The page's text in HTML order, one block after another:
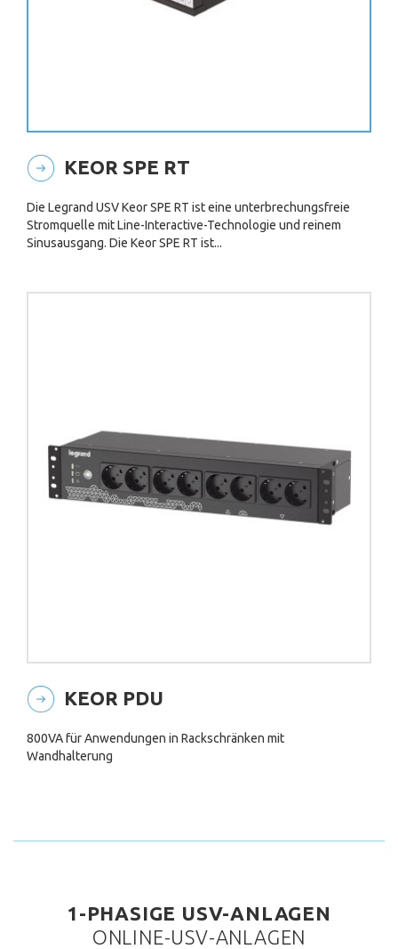
KEOR SPE RT
Die Legrand USV Keor SPE RT ist eine unterbrechungsfreie
Stromquelle mit Line-Interactive-Technologie und reinem
Sinusausgang. Die Keor SPE RT ist...
KEOR PDU
800VA für Anwendungen in Rackschränken mit
Wandhalterung
1-PHASIGE USV-ANLAGEN
ONLINE-USV-ANLAGEN